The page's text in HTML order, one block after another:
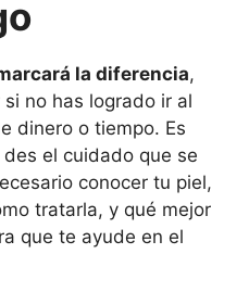
la diferencia,
no has logrado ir al
dinero o tiempo. Es
el cuidado que se
conocer tu piel,
tratarla, y qué mejor
que te ayude en el